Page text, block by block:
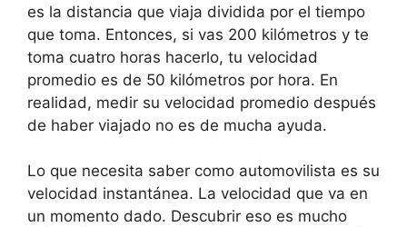
es la distancia que viaja dividida por el tiempo
que toma. Entonces, si vas 200 kilómetros y te
toma cuatro horas hacerlo, tu velocidad
promedio es de 50 kilómetros por hora. En
realidad, medir su velocidad promedio después
de haber viajado no es de mucha ayuda.
Lo que necesita saber como automovilista es su
velocidad instantánea. La velocidad que va en
un momento dado. Descubrir eso es mucho